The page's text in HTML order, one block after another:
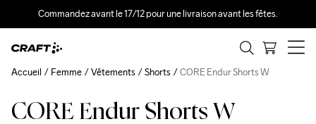
Commandez avant le 17/12 pour une livraison avant les fêtes.
CORE Endur Shorts W
Accueil Femme Vêtements Shorts CORE Endur Shorts W
Outlet